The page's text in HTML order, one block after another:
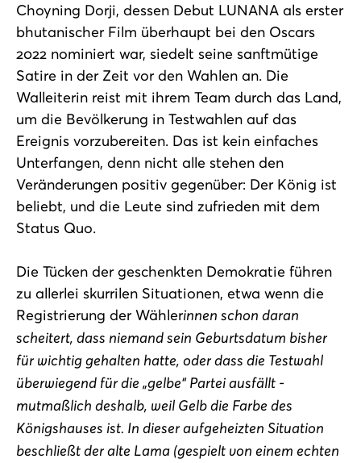
Choyning Dorji, dessen Debut LUNANA als erster
bhutanischer Film überhaupt bei den Oscars
2022 nominiert war, siedelt seine sanftmütige
Satire in der Zeit vor den Wahlen an. Die
Walleiterin reist mit ihrem Team durch das Land,
um die Bevölkerung in Testwahlen auf das
Ereignis vorzubereiten. Das ist kein einfaches
Unterfangen, denn nicht alle stehen den
Veränderungen positiv gegenüber: Der König ist
beliebt, und die Leute sind zufrieden mit dem
Status Quo.
Die Tücken der geschenkten Demokratie führen
zu allerlei skurrilen Situationen, etwa wenn die
Registrierung der Wählerinnen schon daran
scheitert, dass niemand sein Geburtsdatum bisher
für wichtig gehalten hatte, oder dass die Testwahl
überwiegend für die „gelbe“ Partei ausfällt -
mutmaßlich deshalb, weil Gelb die Farbe des
Königshauses ist. In dieser aufgeheizten Situation
beschließt der alte Lama (gespielt von einem echten